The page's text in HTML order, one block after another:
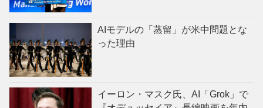
AIモデルの「蒸留」が米中問題とな
った理由
イーロン・マスク氏、AI「Grok」で